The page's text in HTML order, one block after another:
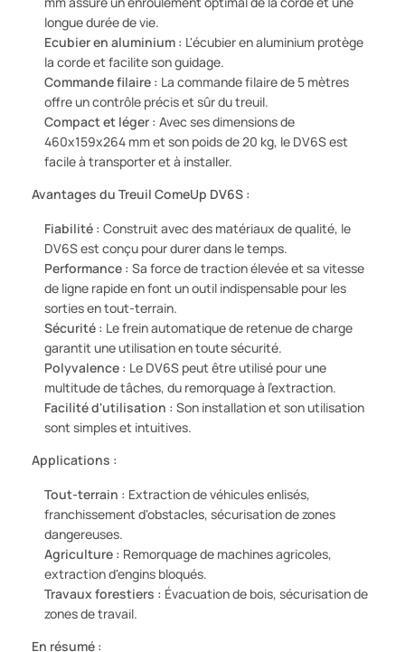
longue durée de vie.
Ecubier en aluminium : L'écubier en aluminium protège
la corde et facilite son guidage.
Commande filaire : La commande filaire de 5 mètres
offre un contrôle précis et sûr du treuil.
Compact et léger : Avec ses dimensions de
460x159x264 mm et son poids de 20 kg, le DV6S est
facile à transporter et à installer.
Avantages du Treuil ComeUp DV6S :
Fiabilité : Construit avec des matériaux de qualité, le
DV6S est conçu pour durer dans le temps.
Performance : Sa force de traction élevée et sa vitesse
de ligne rapide en font un outil indispensable pour les
sorties en tout-terrain.
Sécurité : Le frein automatique de retenue de charge
garantit une utilisation en toute sécurité.
Polyvalence : Le DV6S peut être utilisé pour une
multitude de tâches, du remorquage à l'extraction.
Facilité d'utilisation : Son installation et son utilisation
sont simples et intuitives.
Applications :
Tout-terrain : Extraction de véhicules enlisés,
franchissement d'obstacles, sécurisation de zones
dangereuses.
Agriculture : Remorquage de machines agricoles,
extraction d'engins bloqués.
Travaux forestiers : Évacuation de bois, sécurisation de
zones de travail.
En résumé :